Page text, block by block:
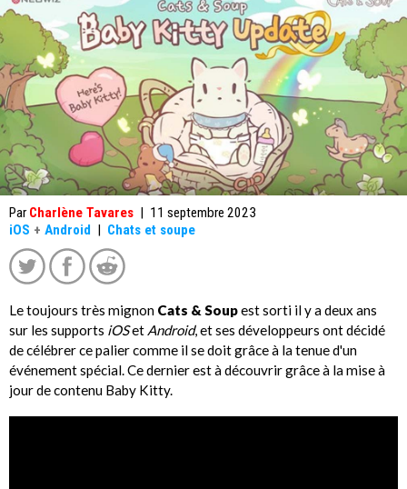
Par Charlène Tavares | 11 septembre 2023
iOS + Android | Chats et soupe
Le toujours très mignon Cats & Soupest sorti il y a deux ans
sur les supports iOSet Android, et ses développeurs ont décidé
de célébrer ce palier comme il se doit grâce à la tenue d'un
événement spécial. Ce dernier est à découvrir grâce à la mise à
jour de contenu Baby Kitty.